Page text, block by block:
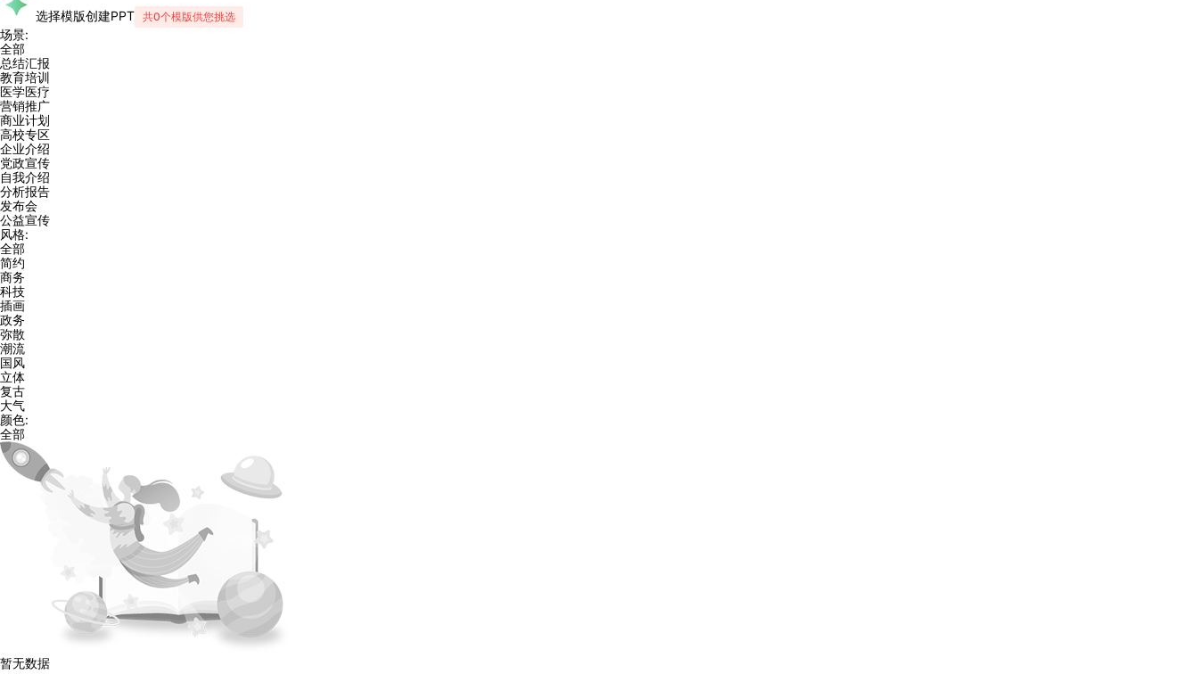
选择模版创建PPT 共0个模版供您挑选
场景:
全部
总结汇报
教育培训
医学医疗
营销推广
商业计划
高校专区
企业介绍
党政宣传
自我介绍
分析报告
发布会
公益宣传
风格:
全部
简约
商务
科技
插画
政务
弥散
潮流
国风
立体
复古
大气
颜色:
全部
暂无数据